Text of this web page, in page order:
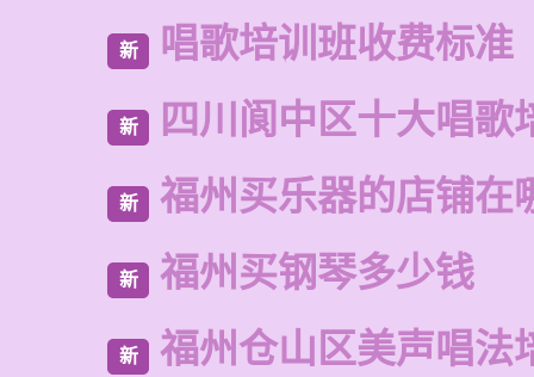
新 唱歌培训班收费标准
新 四川阆中区十大唱歌
新 福州买乐器的店铺在
新 福州买钢琴多少钱
新 福州仓山区美声唱法